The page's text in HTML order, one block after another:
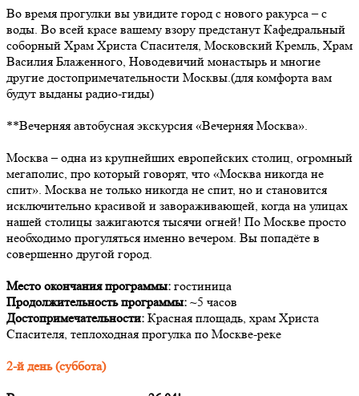
Во время прогулки вы увидите город с нового ракурса – с
воды. Во всей красе вашему взору предстанут Кафедральный
соборный Храм Христа Спасителя, Московский Кремль, Храм
Василия Блаженного, Новодевичий монастырь и многие
другие достопримечательности Москвы.(для комфорта вам
будут выданы радио-гиды)
**Вечерняя автобусная экскурсия «Вечерняя Москва».
Москва – одна из крупнейших европейских столиц, огромный
мегаполис, про который говорят, что «Москва никогда не
спит». Москва не только никогда не спит, но и становится
исключительно красивой и завораживающей, когда на улицах
нашей столицы зажигаются тысячи огней! По Москве просто
необходимо прогуляться именно вечером. Вы попадёте в
совершенно другой город.
Место окончания программы: гостиница
Продолжительность программы: ~5 часов
Достопримечательности: Красная площадь, храм Христа
Спасителя, теплоходная прогулка по Москве-реке
2-й день (суббота)